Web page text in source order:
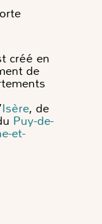
créé en
de
Isère, de
Puy-de-
et-